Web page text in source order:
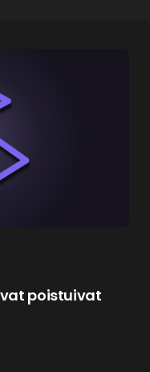
poistuivat